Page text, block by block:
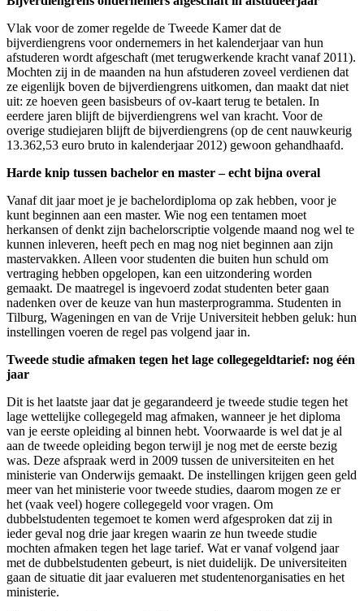
Vlak voor de zomer regelde de Tweede Kamer dat de
bijverdiengrens voor ondernemers in het kalenderjaar van hun
afstuderen wordt afgeschaft (met terugwerkende kracht vanaf 2011).
Mochten zij in de maanden na hun afstuderen zoveel verdienen dat
ze eigenlijk boven de bijverdiengrens uitkomen, dan maakt dat niet
uit: ze hoeven geen basisbeurs of ov-kaart terug te betalen. In
eerdere jaren blijft de bijverdiengrens wel van kracht. Voor de
overige studiejaren blijft de bijverdiengrens (op de cent nauwkeurig
13.362,53 euro bruto in kalenderjaar 2012) gewoon gehandhaafd.
Harde knip tussen bachelor en master – echt bijna overal
Vanaf dit jaar moet je je bachelordiploma op zak hebben, voor je
kunt beginnen aan een master. Wie nog een tentamen moet
herkansen of denkt zijn bachelorscriptie volgende maand nog wel te
kunnen inleveren, heeft pech en mag nog niet beginnen aan zijn
mastervakken. Alleen voor studenten die buiten hun schuld om
vertraging hebben opgelopen, kan een uitzondering worden
gemaakt. De maatregel is ingevoerd zodat studenten beter gaan
nadenken over de keuze van hun masterprogramma. Studenten in
Tilburg, Wageningen en van de Vrije Universiteit hebben geluk: hun
instellingen voeren de regel pas volgend jaar in.
Tweede studie afmaken tegen het lage collegegeldtarief: nog één
jaar
Dit is het laatste jaar dat je gegarandeerd je tweede studie tegen het
lage wettelijke collegegeld mag afmaken, wanneer je het diploma
van je eerste opleiding al binnen hebt. Voorwaarde is wel dat je al
aan de tweede opleiding begon terwijl je nog met de eerste bezig
was. Deze afspraak werd in 2009 tussen de universiteiten en het
ministerie van Onderwijs gemaakt. De instellingen krijgen geen geld
meer van het ministerie voor tweede studies, daarom mogen ze er
het (vaak veel) hogere collegegeld voor vragen. Om
dubbelstudenten tegemoet te komen werd afgesproken dat zij in
ieder geval nog drie jaar kregen waarin ze hun tweede studie
mochten afmaken tegen het lage tarief. Wat er vanaf volgend jaar
met de dubbelstudenten gebeurt, is niet duidelijk. De universiteiten
gaan de situatie dit jaar evalueren met studentenorganisaties en het
ministerie.